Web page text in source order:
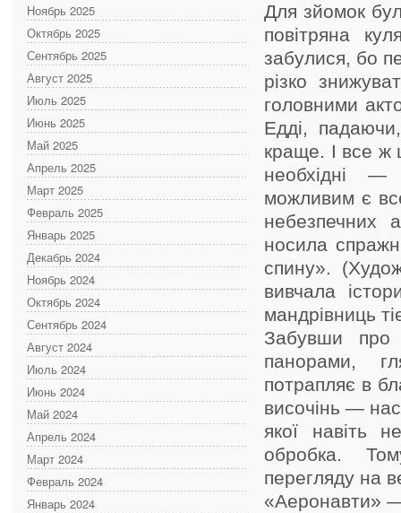
Ноябрь 2025
Октябрь 2025
Сентябрь 2025
Август 2025
Июль 2025
Июнь 2025
Май 2025
Апрель 2025
Март 2025
Февраль 2025
Январь 2025
Декабрь 2024
Ноябрь 2024
Октябрь 2024
Сентябрь 2024
Август 2024
Июль 2024
Июнь 2024
Май 2024
Апрель 2024
Март 2024
Февраль 2024
Январь 2024
Для зйомок
повітряна
забулися, бо
різко
головними
Едді,
краще. І все ж
необхідні —
можливим є
небезпечних
носила
спину».
вивчала
мандрівниць
Забувши про
панорами,
потрапляє в
височінь —
якої навіть
обробка.
перегляду на
«Аеронавти»